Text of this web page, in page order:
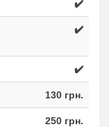
✔️
✔️
✔️
130 грн.
250 грн.